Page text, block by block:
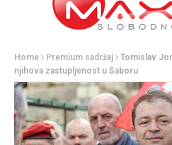
Home Premium sadržaj
Tomislav
njihova zastupljenost u Saboru